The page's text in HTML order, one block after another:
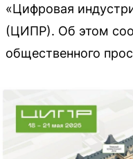
«Цифровая
(ЦИПР). Об этом
общественного